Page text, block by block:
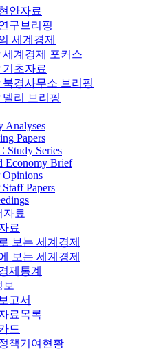
안자료
구브리핑
세계경제
세계경제 포커스
기초자료
북경사무소 브리핑
델리 브리핑
Analyses
Papers
Study Series
Economy Brief
Papers
자료
료
보는 세계경제
보는 세계경제
제통계
고서
료목록
드
책기여현황